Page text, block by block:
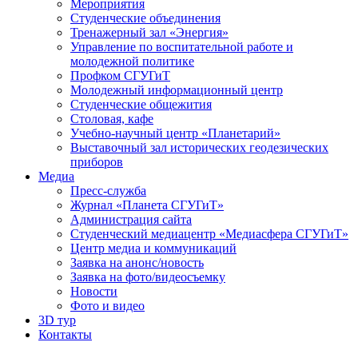
Мероприятия
Студенческие объединения
Тренажерный зал «Энергия»
Управление по воспитательной работе и
молодежной политике
Профком СГУГиТ
Молодежный информационный центр
Студенческие общежития
Столовая, кафе
Учебно-научный центр «Планетарий»
Выставочный зал исторических геодезических
приборов
Медиа
Пресс-служба
Журнал «Планета СГУГиТ»
Администрация сайта
Студенческий медиацентр «Медиасфера СГУГиТ»
Центр медиа и коммуникаций
Заявка на анонс/новость
Заявка на фото/видеосъемку
Новости
Фото и видео
3D тур
Контакты